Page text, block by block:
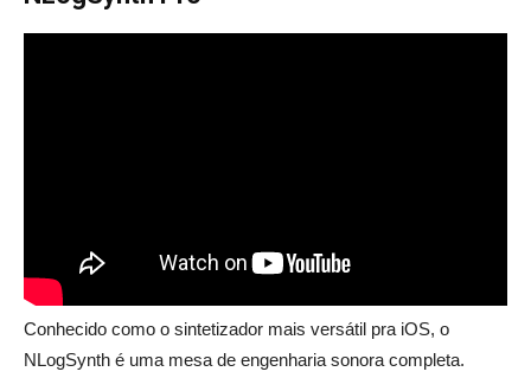
Conhecido como o sintetizador mais versátil pra iOS, o
NLogSynth é uma mesa de engenharia sonora completa.